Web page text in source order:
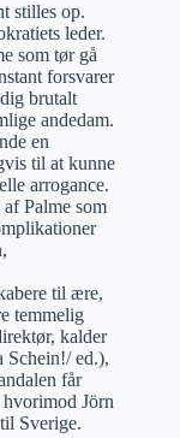
stilles op.
leder.
som tør gå
forsvarer
brutalt
andedam.
en
til at kunne
arrogance.
Palme som
til ære,
temmelig
kalder
Schein!/ ed.),
får
Jörn
Sverige.